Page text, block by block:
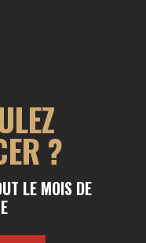
?
LE MOIS DE